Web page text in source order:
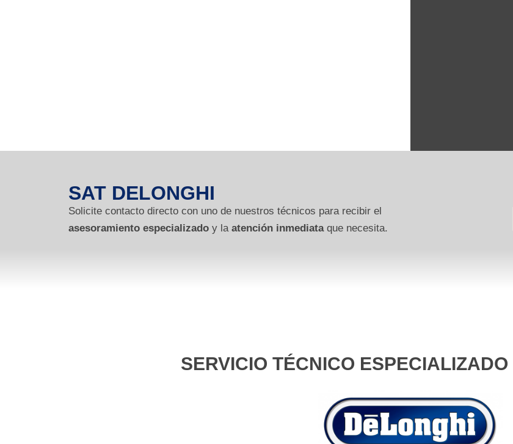
SAT DELONGHI
Solicite contacto directo con uno de nuestros técnicos para recibir el
asesoramiento especializado y la atención inmediataque necesita.
SERVICIO TÉCNICO